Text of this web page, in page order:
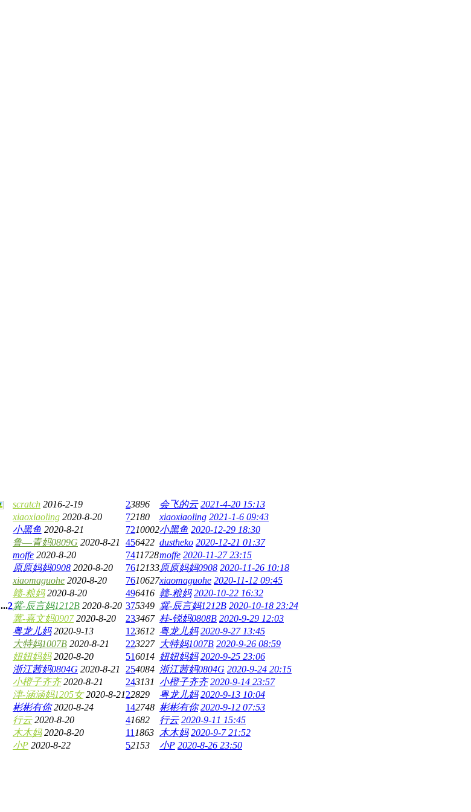
scratch 2016-2-19 23896 会飞的云 2021-4-20 15:13
xiaoxiaoling 2020-8-20 72180 xiaoxiaoling 2021-1-6 09:43
小黑鱼 2020-8-21 7210002小黑鱼 2020-12-29 18:30
鲁―青妈0809G 2020-8-21 456422 dustheko 2020-12-21 01:37
moffe 2020-8-20 7411728moffe 2020-11-27 23:15
原原妈妈0908 2020-8-20 7612133原原妈妈0908 2020-11-26 10:18
xiaomaguohe 2020-8-20 7610627xiaomaguohe 2020-11-12 09:45
赣-粮妈 2020-8-20 496416 赣-粮妈 2020-10-22 16:32
...2冀-辰言妈1212B 2020-8-20 375349 冀-辰言妈1212B 2020-10-18 23:24
冀-嘉文妈0907 2020-8-20 233467 桂-锐妈0808B 2020-9-29 12:03
粤龙儿妈 2020-9-13 123612 粤龙儿妈 2020-9-27 13:45
大特妈1007B 2020-8-21 223227 大特妈1007B 2020-9-26 08:59
妞妞妈妈 2020-8-20 516014 妞妞妈妈 2020-9-25 23:06
浙江茜妈0804G 2020-8-21 254084 浙江茜妈0804G 2020-9-24 20:15
小橙子齐齐 2020-8-21 243131 小橙子齐齐 2020-9-14 23:57
津-涵涵妈1205女 2020-8-2122829 粤龙儿妈 2020-9-13 10:04
彬彬有你 2020-8-24 142748 彬彬有你 2020-9-12 07:53
行云 2020-8-20 41682 行云 2020-9-11 15:45
木木妈 2020-8-20 11 1863 木木妈 2020-9-7 21:52
小P 2020-8-22 52153 小P 2020-8-26 23:50